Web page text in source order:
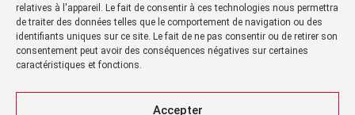
relatives à l'appareil. Le fait de consentir à ces technologies nous permettra
de traiter des données telles que le comportement de navigation ou des
identifiants uniques sur ce site. Le fait de ne pas consentir ou de retirer son
consentement peut avoir des conséquences négatives sur certaines
caractéristiques et fonctions.
Accepter
Déclaration de confidentialité
Politique de cookies
Clause de non-responsabilité